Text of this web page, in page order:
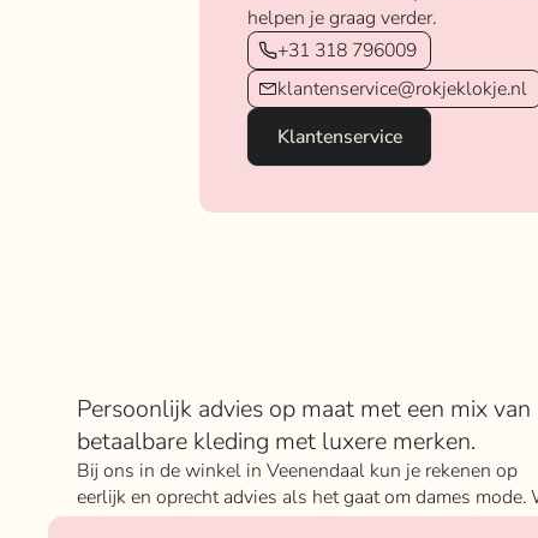
helpen je graag verder.
+31 318 796009
klantenservice@rokjeklokje.nl
Klantenservice
Over Rokje Klokje
Persoonlijk advies op maat met een mix van
betaalbare kleding met luxere merken.
Bij ons in de winkel in Veenendaal kun je rekenen op
eerlijk en oprecht advies als het gaat om dames mode.
geloven sterk in ons concept; het mixen en matchen